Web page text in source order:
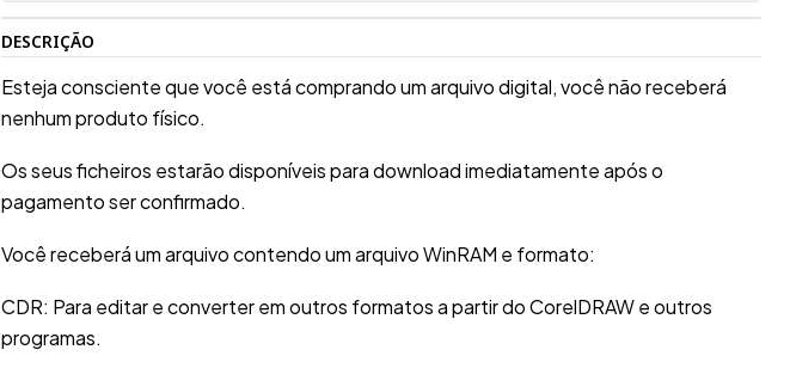
DESCRIÇÃO
Esteja consciente que você está comprando um arquivo digital, você não receberá
nenhum produto físico.
Os seus ficheiros estarão disponíveis para download imediatamente após o
pagamento ser confirmado.
Você receberá um arquivo contendo um arquivo WinRAM e formato:
CDR: Para editar e converter em outros formatos a partir do CorelDRAW e outros
programas.